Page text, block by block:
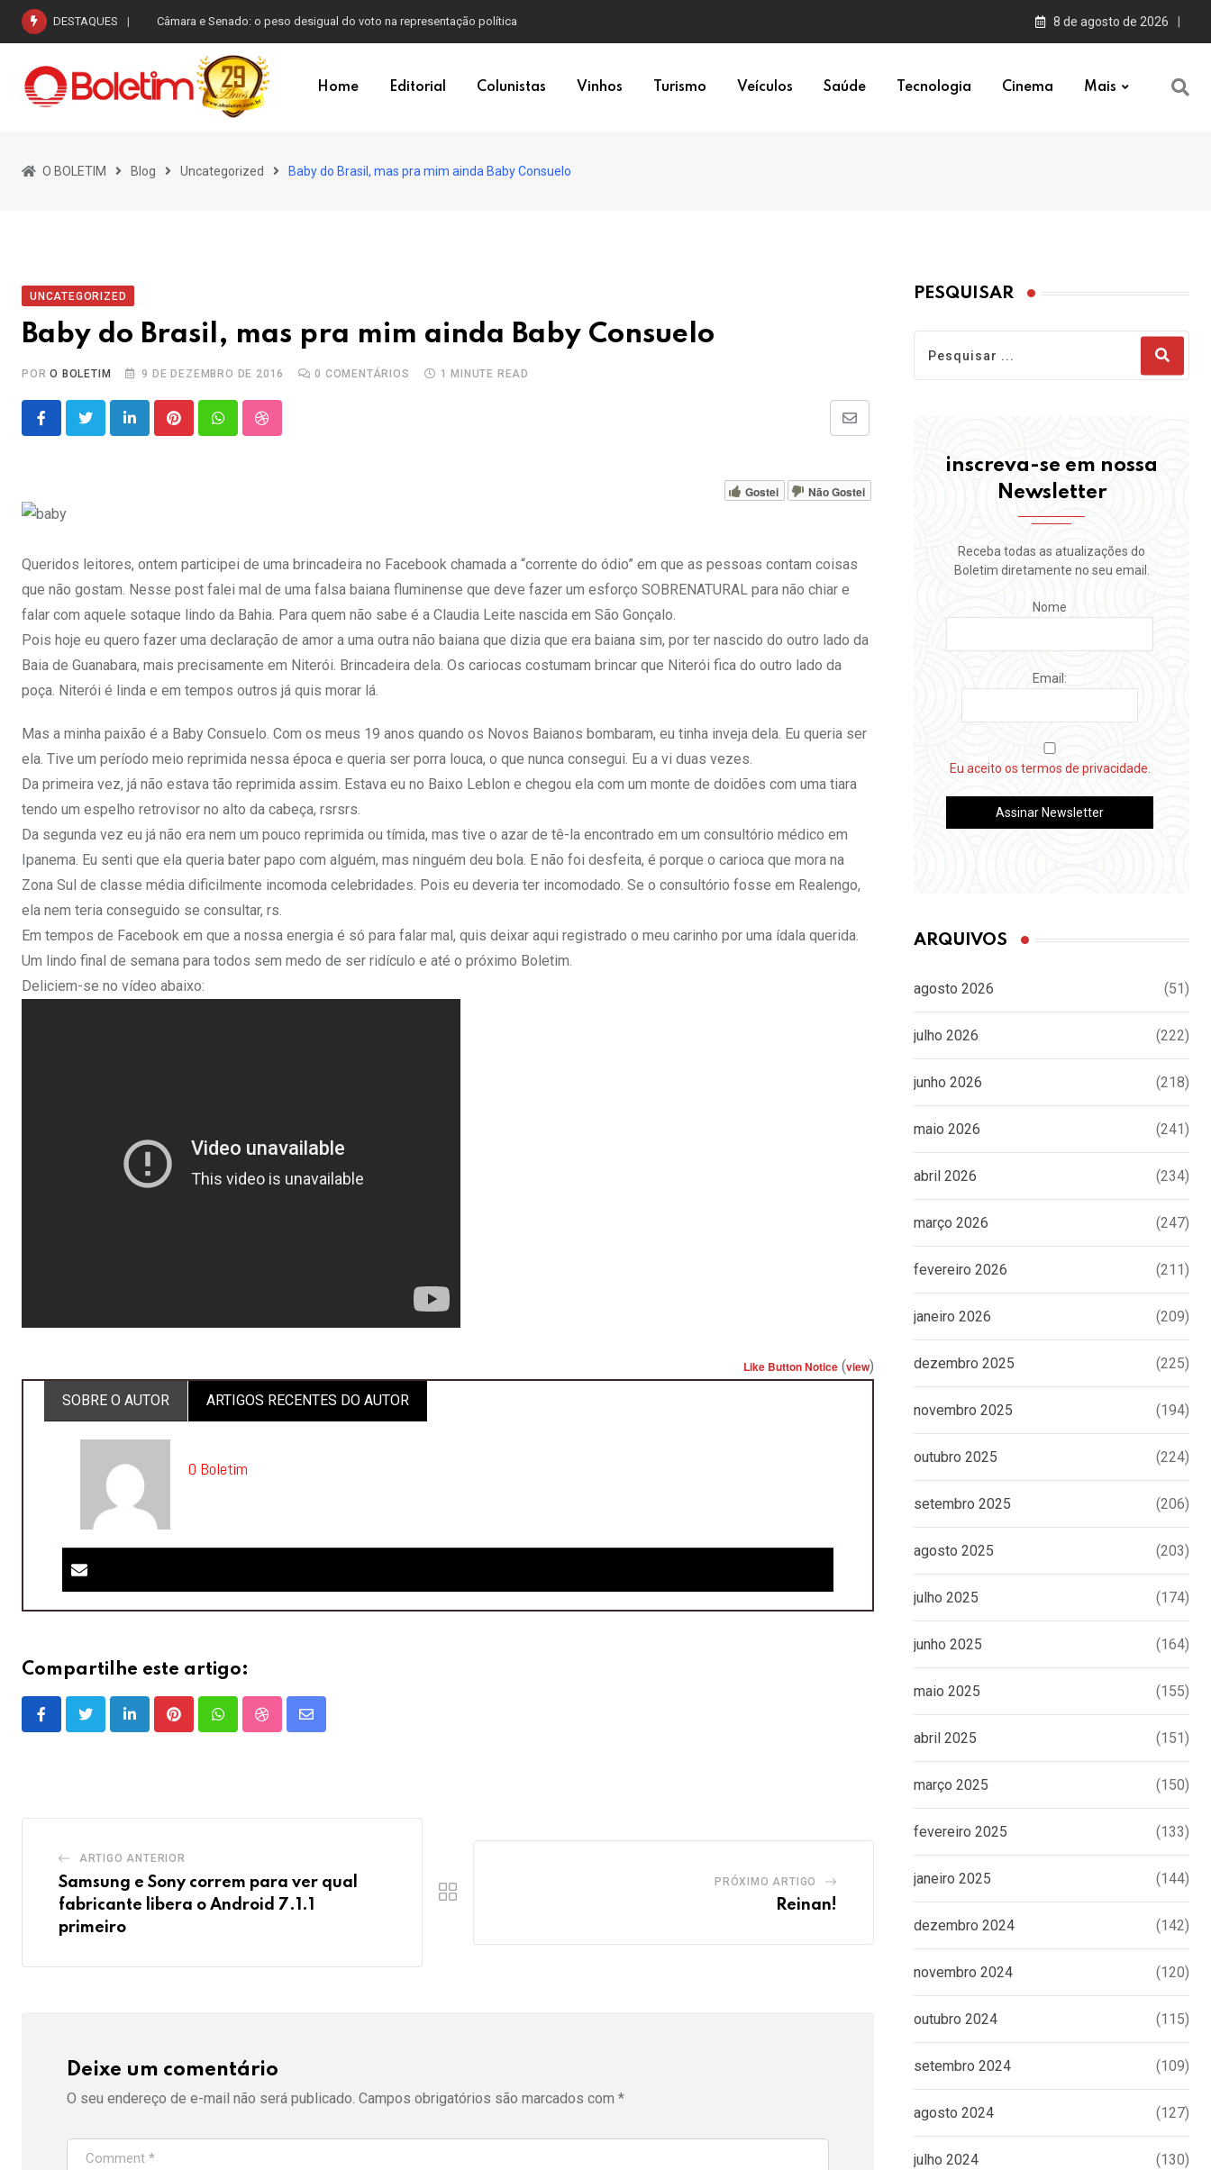
Skip
content
DESTAQUES O vendaval Milei e os escândalos no Brasil 8 de agosto de 2026
Home Editorial Colunistas Vinhos Turismo Veículos Saúde Tecnologia Cinema Mais
O BOLETIM Blog Uncategorized Baby do Brasil, mas pra mim ainda Baby Consuelo
UNCATEGORIZED
Baby do Brasil, mas pra mim ainda Baby Consuelo
PORO BOLETIM 9 DE DEZEMBRO DE 2016 0 COMENTÁRIOS 1 MINUTE READ
LinkedInPinterestWhatsappStumbleUpon
Share
Email
Gostei Não Gostei
Queridos leitores, ontem participei de uma brincadeira no Facebook chamada a “corrente do ódio” em que as pessoas contam coisas
que não gostam. Nesse post falei mal de uma falsa baiana fluminense que deve fazer um esforço SOBRENATURAL para não chiar e
falar com aquele sotaque lindo da Bahia. Para quem não sabe é a Claudia Leite nascida em São Gonçalo.
Pois hoje eu quero fazer uma declaração de amor a uma outra não baiana que dizia que era baiana sim, por ter nascido do outro lado da
Baia de Guanabara, mais precisamente em Niterói. Brincadeira dela. Os cariocas costumam brincar que Niterói fica do outro lado da
poça. Niterói é linda e em tempos outros já quis morar lá.
Mas a minha paixão é a Baby Consuelo. Com os meus 19 anos quando os Novos Baianos bombaram, eu tinha inveja dela. Eu queria ser
ela. Tive um período meio reprimida nessa época e queria ser porra louca, o que nunca consegui. Eu a vi duas vezes.
Da primeira vez, já não estava tão reprimida assim. Estava eu no Baixo Leblon e chegou ela com um monte de doidões com uma tiara
tendo um espelho retrovisor no alto da cabeça, rsrsrs.
Da segunda vez eu já não era nem um pouco reprimida ou tímida, mas tive o azar de tê-la encontrado em um consultório médico em
Ipanema. Eu senti que ela queria bater papo com alguém, mas ninguém deu bola. E não foi desfeita, é porque o carioca que mora na
Zona Sul de classe média dificilmente incomoda celebridades. Pois eu deveria ter incomodado. Se o consultório fosse em Realengo,
ela nem teria conseguido se consultar, rs.
Em tempos de Facebook em que a nossa energia é só para falar mal, quis deixar aqui registrado o meu carinho por uma ídala querida.
Um lindo final de semana para todos sem medo de ser ridículo e até o próximo Boletim.
Deliciem-se no vídeo abaixo:
Like Button Notice (view)
SOBRE O AUTOR
ARTIGOS RECENTES DO AUTOR
O Boletim
Compartilhe este artigo:
LinkedInPinterestWhatsappStumbleUpon
Share
ARTIGO ANTERIOR
Samsung e Sony correm para ver qual
fabricante libera o Android 7.1.1
primeiro
PRÓXIMO ARTIGO
Reinan!
Deixe um comentário
O seu endereço de e-mail não será publicado. Campos obrigatórios são marcados com *
PESQUISAR
inscreva-se em nossa
Newsletter
Receba todas as atualizações do
Boletim diretamente no seu email.
Nome
Email:
Eu aceito os termos de privacidade.
ARQUIVOS
agosto 2026 (51)
julho 2026 (222)
junho 2026 (218)
maio 2026 (241)
abril 2026 (234)
março 2026 (247)
fevereiro 2026 (211)
janeiro 2026 (209)
dezembro 2025 (225)
novembro 2025 (194)
outubro 2025 (224)
setembro 2025 (206)
agosto 2025 (203)
julho 2025 (174)
junho 2025 (164)
maio 2025 (155)
abril 2025 (151)
março 2025 (150)
fevereiro 2025 (133)
janeiro 2025 (144)
dezembro 2024 (142)
novembro 2024 (120)
outubro 2024 (115)
setembro 2024 (109)
agosto 2024 (127)
julho 2024 (130)